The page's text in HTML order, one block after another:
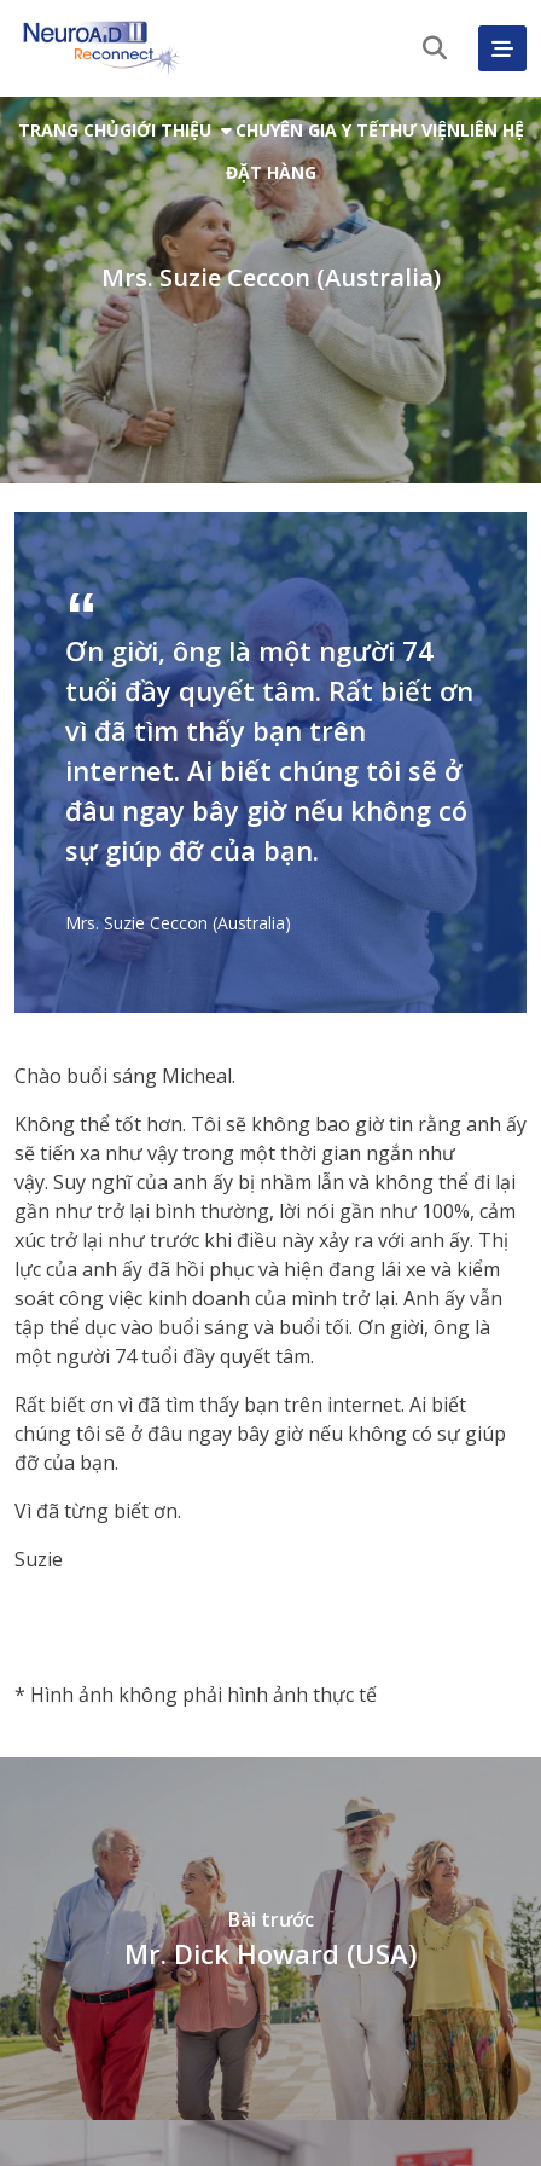
TRANG CHỦGIỚI THIỆU CHUYÊN GIA Y TẾTHƯ VIỆNLIÊN HỆ
ĐẶT HÀNG
Mrs. Suzie Ceccon (Australia)
Ơn giời, ông là một người 74
tuổi đầy quyết tâm. Rất biết ơn
vì đã tìm thấy bạn trên
internet. Ai biết chúng tôi sẽ ở
đâu ngay bây giờ nếu không có
sự giúp đỡ của bạn.
Mrs. Suzie Ceccon (Australia)
Chào buổi sáng Micheal.
Không thể tốt hơn. Tôi sẽ không bao giờ tin rằng anh ấy
sẽ tiến xa như vậy trong một thời gian ngắn như
vậy. Suy nghĩ của anh ấy bị nhầm lẫn và không thể đi lại
gần như trở lại bình thường, lời nói gần như 100%, cảm
xúc trở lại như trước khi điều này xảy ra với anh ấy. Thị
lực của anh ấy đã hồi phục và hiện đang lái xe và kiểm
soát công việc kinh doanh của mình trở lại. Anh ấy vẫn
tập thể dục vào buổi sáng và buổi tối. Ơn giời, ông là
một người 74 tuổi đầy quyết tâm.
Rất biết ơn vì đã tìm thấy bạn trên internet. Ai biết
chúng tôi sẽ ở đâu ngay bây giờ nếu không có sự giúp
đỡ của bạn.
Vì đã từng biết ơn.
Suzie
* Hình ảnh không phải hình ảnh thực tế
Bài trước
Mr. Dick Howard (USA)